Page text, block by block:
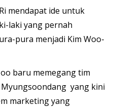
mendapat ide untuk
laki yang pernah
pura menjadi Kim Woo-
baru memegang tim
yang kini
marketing yang